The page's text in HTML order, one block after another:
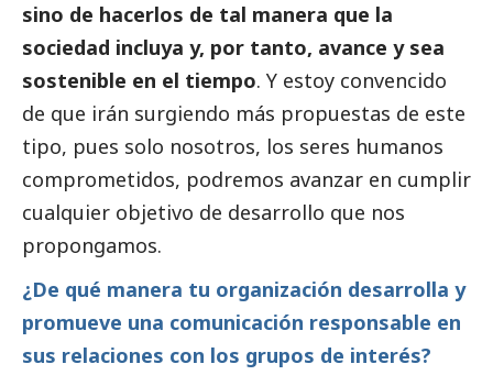
sino de hacerlos de tal manera que la
sociedad incluya y, por tanto, avance y sea
sostenible en el tiempo. Y estoy convencido
de que irán surgiendo más propuestas de este
tipo, pues solo nosotros, los seres humanos
comprometidos, podremos avanzar en cumplir
cualquier objetivo de desarrollo que nos
propongamos.
¿De qué manera tu organización desarrolla y
promueve una comunicación responsable en
sus relaciones con los grupos de interés?